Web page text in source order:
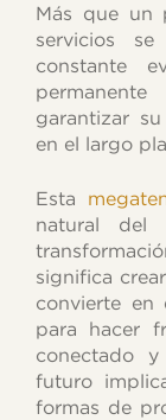
Más que un
servicios
constante
garantizar
en el largo
Esta
natural del
significa
convierte en
para hacer
conectado
futuro
formas de